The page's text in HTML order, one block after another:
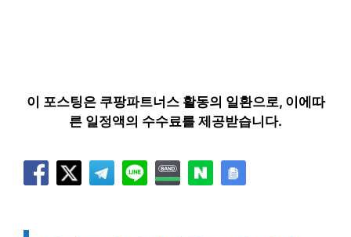
이 포스팅은 쿠팡파트너스 활동의 일환으로, 이에따
른 일정액의 수수료를 제공받습니다.